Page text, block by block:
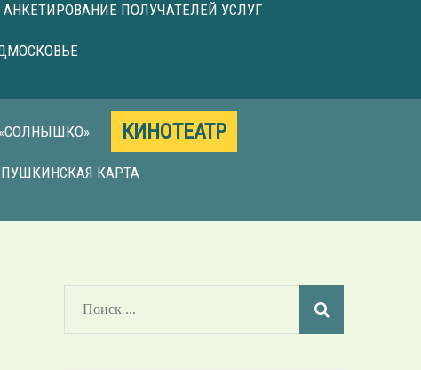
АНКЕТИРОВАНИЕ ПОЛУЧАТЕЛЕЙ УСЛУГ
КИНОТЕАТР
ПУШКИНСКАЯ КАРТА